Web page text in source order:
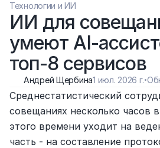
Технологии и ИИ
ИИ для
умеют AI-
топ-8 сервисов
Андрей Щербина1 июл. 2026 г.·
Среднестатистический
совещаниях несколько часов
этого времени уходит на
часть - на составление